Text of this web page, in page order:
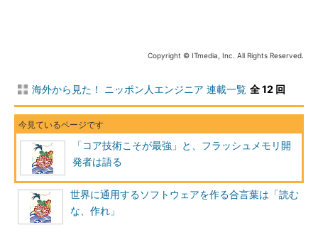
ります。その後、米国留学も実現できましたし、声を上げれば意
日本のソフトウェア業界は、「どこに強みがあるのか」分からな
い
――なるほど。ところで、ハード開発に携わる竹内教授から、ソ
フトウェア開発の業界というのはどのように見えているのでしょ
うか。
竹内教授：
分野が違いますが、GoogleやFacebook、Amazonな
Copyright © ITmedia, Inc. All Rights Reserved.
海外から見た！ ニッポン人エンジニア 連載一覧 全 12 回
「コア技術こそが最強」と、フラッシュメモリ開
発者は語る
世界に通用するソフトウェアを作る合言葉は「読む
な、作れ」